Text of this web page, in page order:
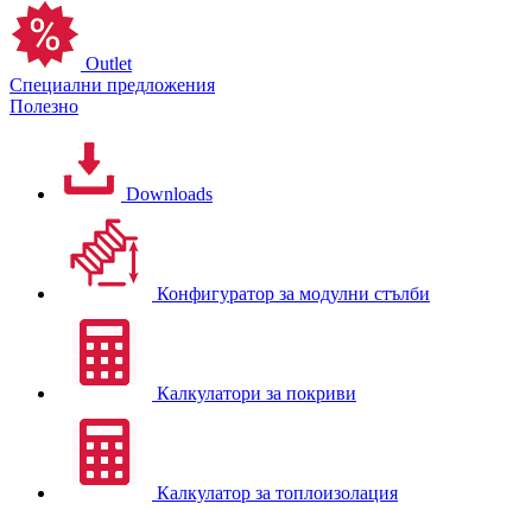
Outlet
Специални предложения
Полезно
Downloads
Конфигуратор за модулни стълби
Калкулатори за покриви
Калкулатор за топлоизолация